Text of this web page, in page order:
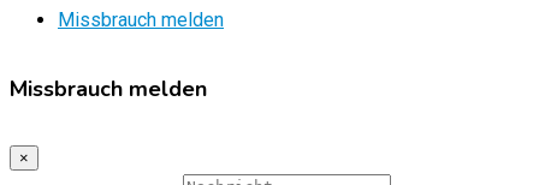
Missbrauch melden
Missbrauch melden
×